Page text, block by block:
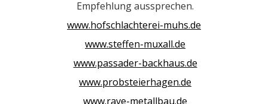
Empfehlung aussprechen.
www.hofschlachterei-muhs.de
www.steffen-muxall.de
www.passader-backhaus.de
www.probsteierhagen.de
www.rave-metallbau.de